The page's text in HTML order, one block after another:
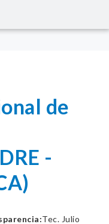
de
-
Tec. Julio